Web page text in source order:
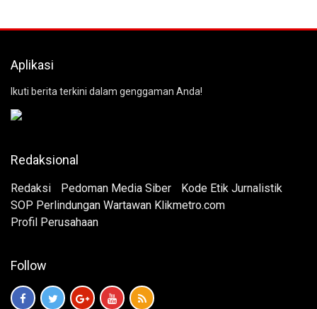
Aplikasi
Ikuti berita terkini dalam genggaman Anda!
Redaksional
Redaksi Pedoman Media Siber
Kode Etik Jurnalistik
SOP Perlindungan Wartawan Klikmetro.com
Profil Perusahaan
Follow